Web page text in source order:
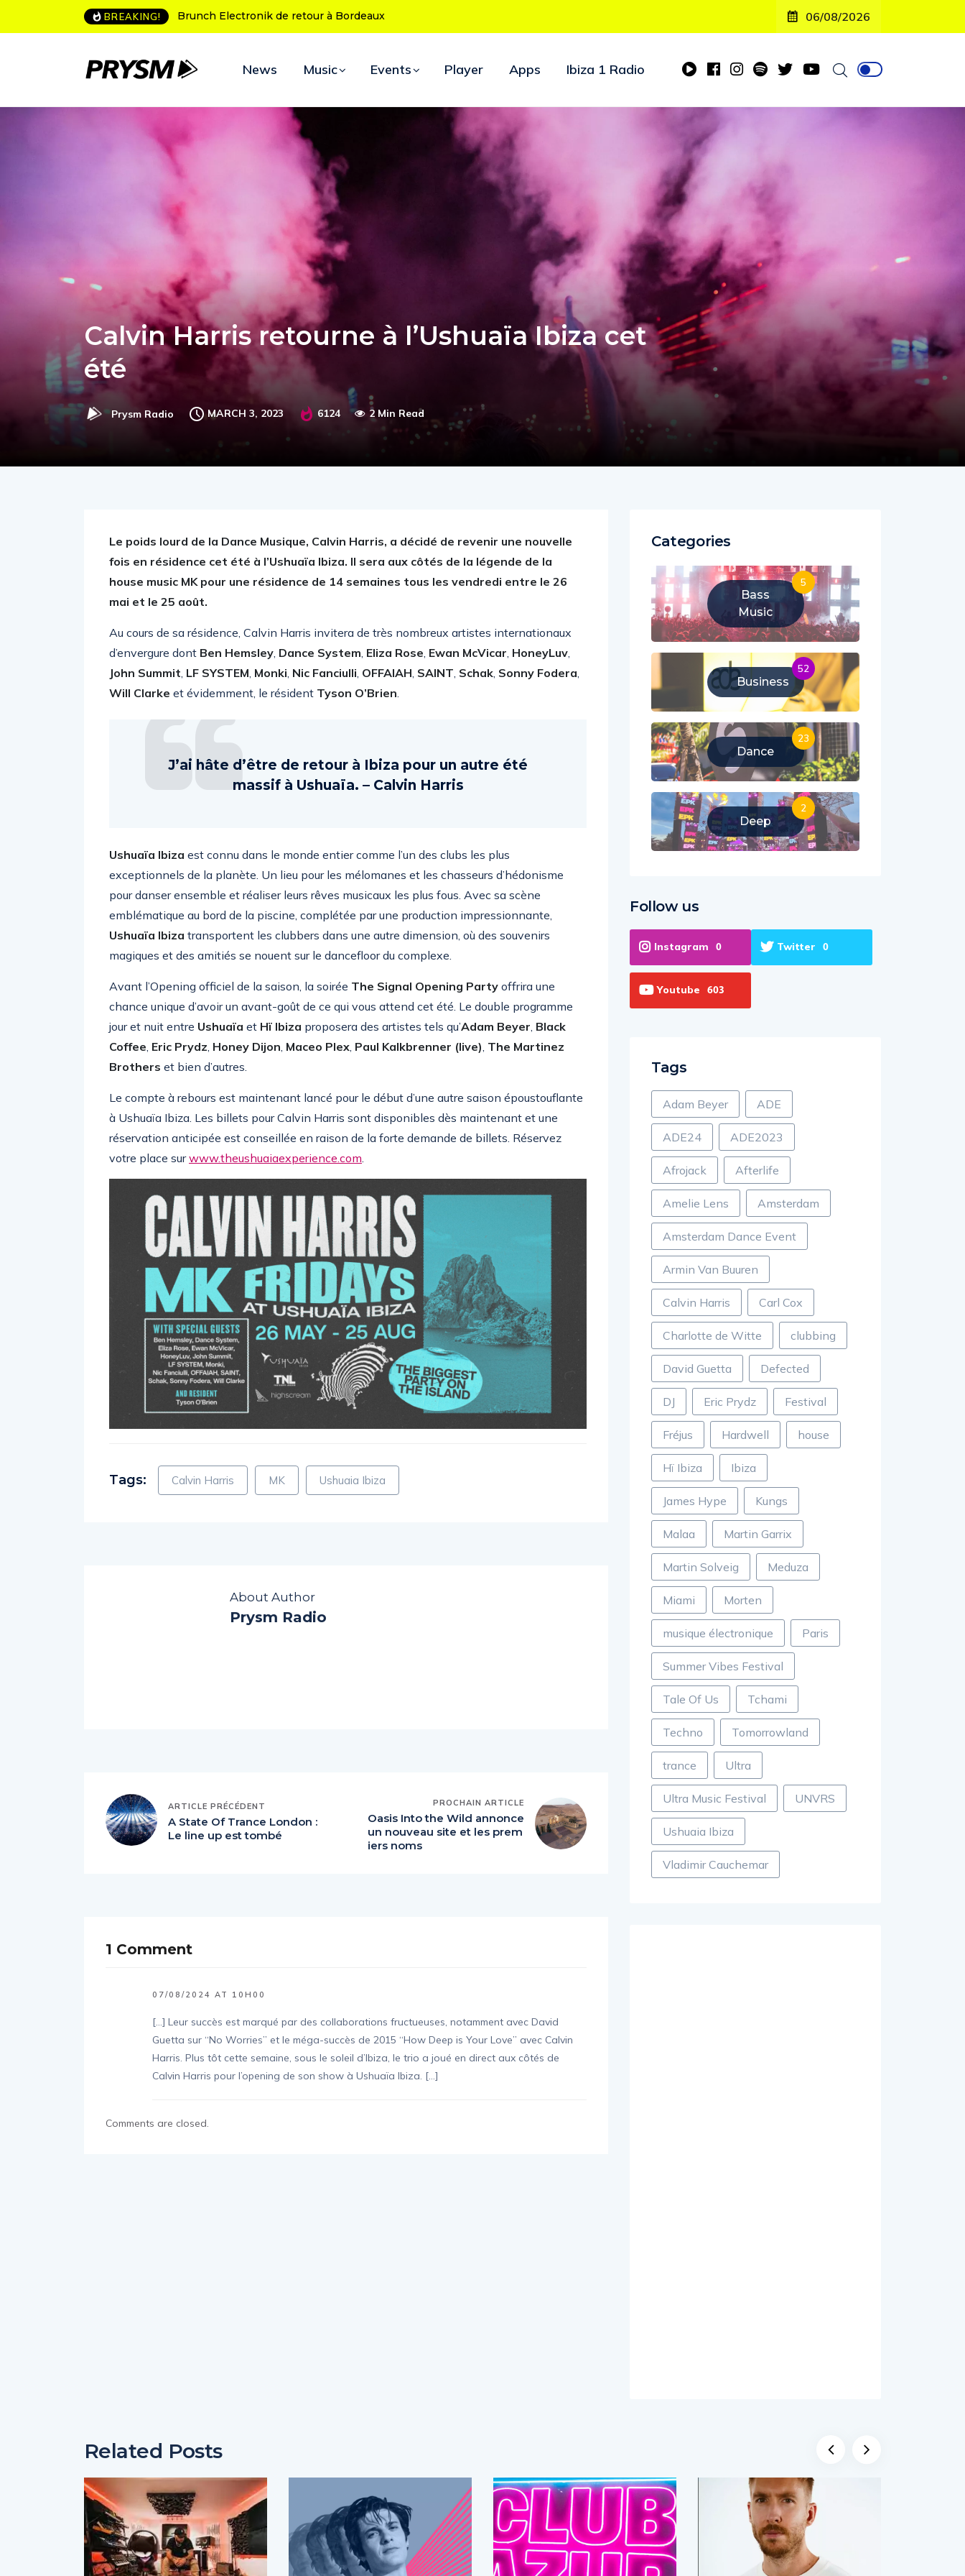
BREAKING! L’Amnesia Ibiza fête ses 50 ans : le programme des soirées d’ouverture 06/08/2026
News Music Events Player Apps Ibiza 1 Radio
Calvin Harris retourne à l’Ushuaïa Ibiza cet
été
Prysm Radio MARCH 3, 2023 6124 2 Min Read
Le poids lourd de la Dance Musique, Calvin Harris, a décidé de revenir une nouvelle
fois en résidence cet été à l’Ushuaïa Ibiza. Il sera aux côtés de la légende de la
house music MK pour une résidence de 14 semaines tous les vendredi entre le 26
mai et le 25 août.
Au cours de sa résidence, Calvin Harris invitera de très nombreux artistes internationaux
d’envergure dont Ben Hemsley, Dance System, Eliza Rose, Ewan McVicar, HoneyLuv,
John Summit, LF SYSTEM, Monki, Nic Fanciulli, OFFAIAH, SAINT, Schak, Sonny Fodera,
Will Clarke et évidemment, le résident Tyson O’Brien.
J’ai hâte d’être de retour à Ibiza pour un autre été
massif à Ushuaïa. – Calvin Harris
Ushuaïa Ibiza est connu dans le monde entier comme l’un des clubs les plus
exceptionnels de la planète. Un lieu pour les mélomanes et les chasseurs d’hédonisme
pour danser ensemble et réaliser leurs rêves musicaux les plus fous. Avec sa scène
emblématique au bord de la piscine, complétée par une production impressionnante,
Ushuaïa Ibiza transportent les clubbers dans une autre dimension, où des souvenirs
magiques et des amitiés se nouent sur le dancefloor du complexe.
Avant l’Opening officiel de la saison, la soirée The Signal Opening Party offrira une
chance unique d’avoir un avant-goût de ce qui vous attend cet été. Le double programme
jour et nuit entre Ushuaïa et Hï Ibiza proposera des artistes tels qu’Adam Beyer, Black
Coffee, Eric Prydz, Honey Dijon, Maceo Plex, Paul Kalkbrenner (live), The Martinez
Brothers et bien d’autres.
Le compte à rebours est maintenant lancé pour le début d’une autre saison époustouflante
à Ushuaïa Ibiza. Les billets pour Calvin Harris sont disponibles dès maintenant et une
réservation anticipée est conseillée en raison de la forte demande de billets. Réservez
votre place surwww.theushuaiaexperience.com.
Tags: Calvin Harris MK Ushuaia Ibiza
About Author
Prysm Radio
ARTICLE PRÉCÉDENT
A State Of Trance London :
Le line up est tombé
PROCHAIN ARTICLE
Oasis Into the Wild annonce
un nouveau site et les prem
iers noms
1 Comment
07/08/2024 AT 10H00
[…] Leur succès est marqué par des collaborations fructueuses, notamment avec David
Guetta sur “No Worries” et le méga-succès de 2015 “How Deep is Your Love” avec Calvin
Harris. Plus tôt cette semaine, sous le soleil d’Ibiza, le trio a joué en direct aux côtés de
Calvin Harris pour l’opening de son show à Ushuaïa Ibiza. […]
Comments are closed.
Categories
Bass
Music
5
Business
52
Dance
23
Deep
2
Follow us
Instagram 0 Twitter 0
Youtube 603
Tags
Adam Beyer ADE
ADE24 ADE2023
Afrojack Afterlife
Amelie Lens Amsterdam
Amsterdam Dance Event
Armin Van Buuren
Calvin Harris Carl Cox
Charlotte de Witte clubbing
David Guetta Defected
DJ Eric Prydz Festival
Fréjus Hardwell house
Hï Ibiza Ibiza
James Hype Kungs
Malaa Martin Garrix
Martin Solveig Meduza
Miami Morten
musique électronique Paris
Summer Vibes Festival
Tale Of Us Tchami
Techno Tomorrowland
trance Ultra
Ultra Music Festival UNVRS
Ushuaia Ibiza
Vladimir Cauchemar
Related Posts